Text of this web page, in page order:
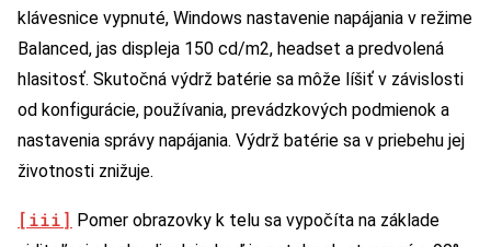
klávesnice vypnuté, Windows nastavenie napájania v režime
Balanced, jas displeja 150 cd/m2, headset a predvolená
hlasitosť. Skutočná výdrž batérie sa môže líšiť v závislosti
od konfigurácie, používania, prevádzkových podmienok a
nastavenia správy napájania. Výdrž batérie sa v priebehu jej
životnosti znižuje.
[iii] Pomer obrazovky k telu sa vypočíta na základe